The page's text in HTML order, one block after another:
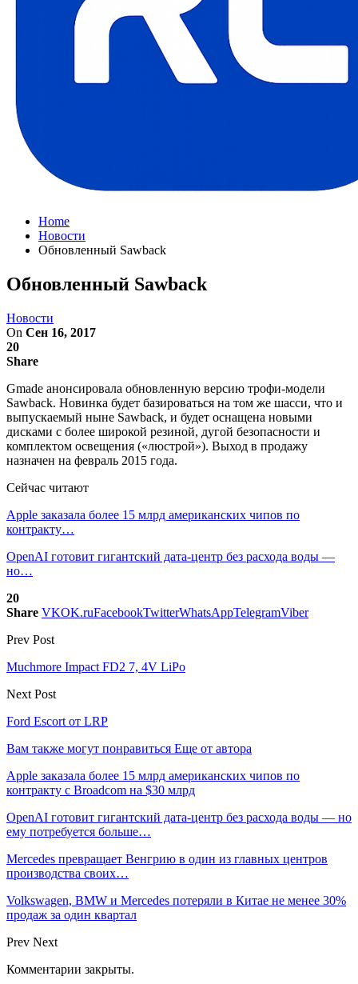
Home
Новости
Обновленный Sawback
Обновленный Sawback
Новости
On Сен 16, 2017
20
Share
Gmade анонсировала обновленную версию трофи-модели
Sawback. Новинка будет базироваться на том же шасси, что и
выпускаемый ныне Sawback, и будет оснащена новыми
дисками с более широкой резиной, дугой безопасности и
комплектом освещения («люстрой»). Выход в продажу
назначен на февраль 2015 года.
Сейчас читают
Apple заказала более 15 млрд американских чипов по
контракту…
OpenAI готовит гигантский дата-центр без расхода воды —
но…
20
Share VKOK.ruFacebookTwitterWhatsAppTelegramViber
Prev Post
Muchmore Impact FD2 7, 4V LiPo
Next Post
Ford Escort от LRP
Вам также могут понравиться Еще от автора
Apple заказала более 15 млрд американских чипов по
контракту с Broadcom на $30 млрд
OpenAI готовит гигантский дата-центр без расхода воды — но
ему потребуется больше…
Mercedes превращает Венгрию в один из главных центров
производства своих…
Volkswagen, BMW и Mercedes потеряли в Китае не менее 30%
продаж за один квартал
Prev Next
Комментарии закрыты.